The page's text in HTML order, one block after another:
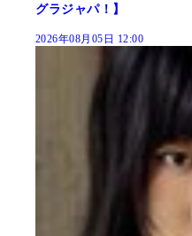
グラジャパ！】
2026年08月05日 12:00